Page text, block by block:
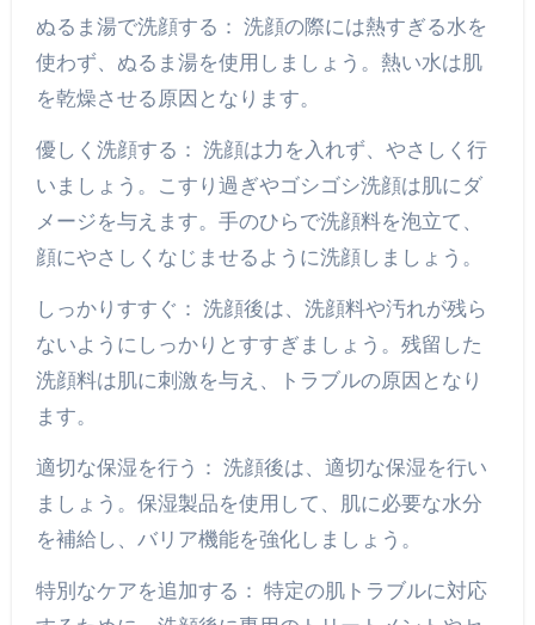
ぬるま湯で洗顔する： 洗顔の際には熱すぎる水を
使わず、ぬるま湯を使用しましょう。熱い水は肌
を乾燥させる原因となります。
優しく洗顔する： 洗顔は力を入れず、やさしく行
いましょう。こすり過ぎやゴシゴシ洗顔は肌にダ
メージを与えます。手のひらで洗顔料を泡立て、
顔にやさしくなじませるように洗顔しましょう。
しっかりすすぐ： 洗顔後は、洗顔料や汚れが残ら
ないようにしっかりとすすぎましょう。残留した
洗顔料は肌に刺激を与え、トラブルの原因となり
ます。
適切な保湿を行う： 洗顔後は、適切な保湿を行い
ましょう。保湿製品を使用して、肌に必要な水分
を補給し、バリア機能を強化しましょう。
特別なケアを追加する： 特定の肌トラブルに対応